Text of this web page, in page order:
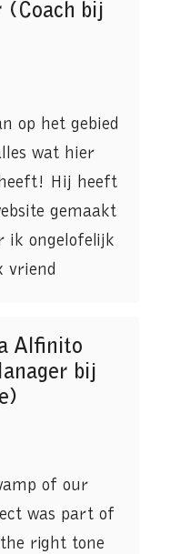
bij
op het gebied
wat hier
Hij heeft
gemaakt
ik ongelofelijk
vriend
Alfinito
bij
of our
was part of
right tone